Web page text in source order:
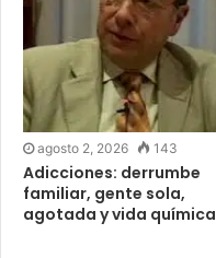
agosto 2, 2026 143
Adicciones: derrumbe
familiar, gente sola,
agotada y vida química